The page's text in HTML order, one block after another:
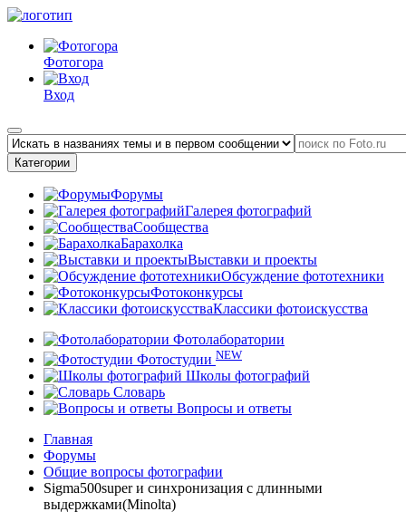
Фотогора
Вход
Категории
Форумы
Галерея фотографий
Сообщества
Барахолка
Выставки и проекты
Обсуждение фототехники
Фотоконкурсы
Классики фотоискусства
Фотолаборатории
Фотостудии NEW
Школы фотографий
Словарь
Вопросы и ответы
Главная
Форумы
Общие вопросы фотографии
Sigma500super и синхронизация с длинными
выдержками(Minolta)